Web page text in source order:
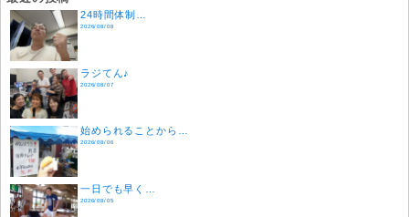
24時間体制…
2026/08/08
ラジてん♪
2026/08/07
始められることから…
2026/08/06
一日でも早く…
2026/08/05